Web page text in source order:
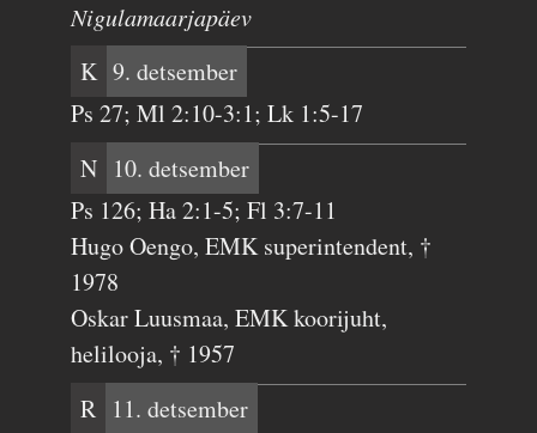
Nigulamaarjapäev
K 9. detsember
Ps 27; Ml 2:10-3:1; Lk 1:5-17
N 10. detsember
Ps 126; Ha 2:1-5; Fl 3:7-11
Hugo Oengo, EMK superintendent, †
1978
Oskar Luusmaa, EMK koorijuht,
helilooja, † 1957
R 11. detsember